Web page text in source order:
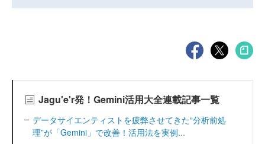
Jagu'e'r発！Gemini活用大全連載記事一覧
データサイエンティストを疲弊させてきた“分析前処
理”が「Gemini」で改善！活用法を実例...